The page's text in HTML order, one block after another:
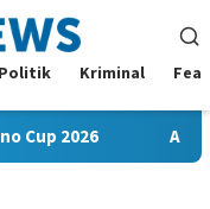
Politik Kriminal
2026 Andi